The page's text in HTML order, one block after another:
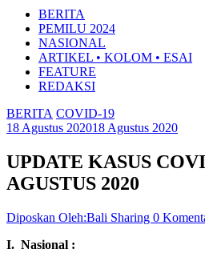
BERITA
PEMILU 2024
NASIONAL
ARTIKEL • KOLOM • ESAI
FEATURE
REDAKSI
BERITA COVID-19
18 Agustus 202018 Agustus 2020
UPDATE KASUS
AGUSTUS 2020
Diposkan Oleh:Bali Sharing 0
I. Nasional :